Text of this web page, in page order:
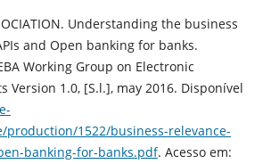
Understanding the business
and Open banking for banks.
Working Group on Electronic
Version 1.0, [S.l.], may 2016. Disponível
production/1522/business-relevance-
banking-for-banks.pdf. Acesso em: